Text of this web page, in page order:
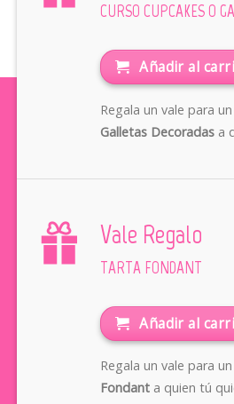
CURSO CUPCAKES O
Añadir al
Regala un vale para
Galletas Decoradasa
Vale Regalo
TARTA FONDANT
Añadir al
Regala un vale para
Fondanta quien tú